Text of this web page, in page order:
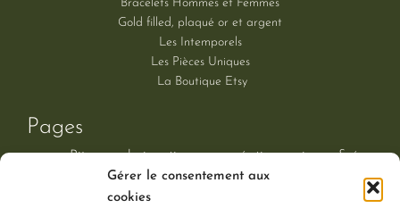
Gérer le consentement aux
cookies
Bracelets Hommes et Femmes
Gold filled, plaqué or et argent
Les Intemporels
Les Pièces Uniques
La Boutique Etsy
Pages
Bijoux en bois artisanaux : créations uniques & éco
Boutique
Contact